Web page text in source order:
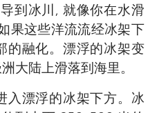
到冰川, 就像你在水滑
果这些洋流流经冰架下
的融化。漂浮的冰架变
大陆上滑落到海里。
入漂浮的冰架下方。冰